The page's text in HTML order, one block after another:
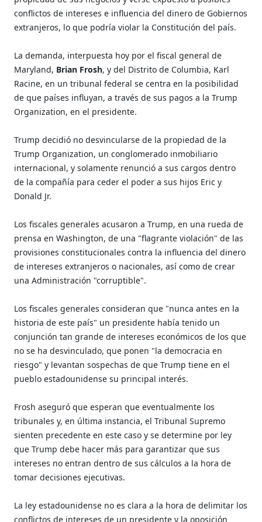
conflictos de intereses e influencia del dinero de Gobiernos
extranjeros, lo que podría violar la Constitución del país.
La demanda, interpuesta hoy por el fiscal general de
Maryland, Brian Frosh, y del Distrito de Columbia, Karl
Racine, en un tribunal federal se centra en la posibilidad
de que países influyan, a través de sus pagos a la Trump
Organization, en el presidente.
Trump decidió no desvincularse de la propiedad de la
Trump Organization, un conglomerado inmobiliario
internacional, y solamente renunció a sus cargos dentro
de la compañía para ceder el poder a sus hijos Eric y
Donald Jr.
Los fiscales generales acusaron a Trump, en una rueda de
prensa en Washington, de una "flagrante violación" de las
provisiones constitucionales contra la influencia del dinero
de intereses extranjeros o nacionales, así como de crear
una Administración "corruptible".
Los fiscales generales consideran que "nunca antes en la
historia de este país" un presidente había tenido un
conjunción tan grande de intereses económicos de los que
no se ha desvinculado, que ponen "la democracia en
riesgo" y levantan sospechas de que Trump tiene en el
pueblo estadounidense su principal interés.
Frosh aseguró que esperan que eventualmente los
tribunales y, en última instancia, el Tribunal Supremo
sienten precedente en este caso y se determine por ley
que Trump debe hacer más para garantizar que sus
intereses no entran dentro de sus cálculos a la hora de
tomar decisiones ejecutivas.
La ley estadounidense no es clara a la hora de delimitar los
conflictos de intereses de un presidente y la oposición